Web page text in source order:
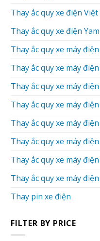
Thay ắc quy xe điện
Thay ắc quy xe điện
Thay ắc quy xe máy
Thay ắc quy xe máy điện
Thay ắc quy xe máy
Thay ắc quy xe máy
Thay ắc quy xe máy
Thay ắc quy xe máy
Thay ắc quy xe máy
Thay ắc quy xe máy
Thay pin xe điện
FILTER BY PRICE